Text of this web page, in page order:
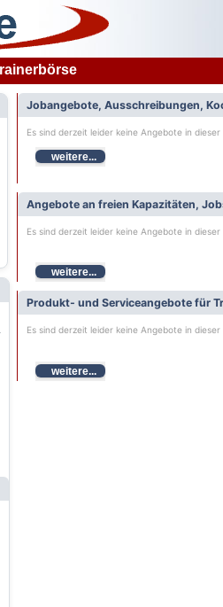
Jobangebote, Ausschreibungen,
Es sind derzeit leider keine Angebote in
weitere...
Angebote an freien Kapazitäten,
Es sind derzeit leider keine Angebote in
weitere...
Produkt- und Serviceangebote für
Es sind derzeit leider keine Angebote in
weitere...